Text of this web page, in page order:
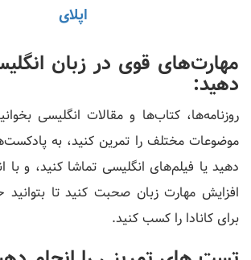
اپلای
مهارت‌های قوی در زبان
دهید:
روزنامه‌ها، کتاب‌ها و مقالات انگلیسی
موضوعات مختلف را تمرین کنید، به
دهید یا فیلم‌های انگلیسی تماشا کنید، و با
افزایش مهارت زبان صحبت کنید تا بتوانید
برای کانادا را کسب کنید.